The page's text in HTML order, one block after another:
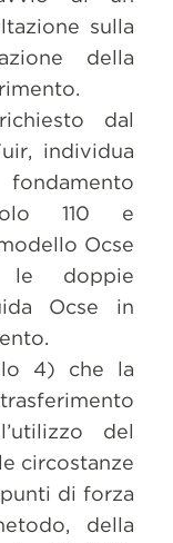
sulla
della
dal
individua
110 e
Ocse
le doppie
Ocse in
4) che la
del
circostanze
di forza
della